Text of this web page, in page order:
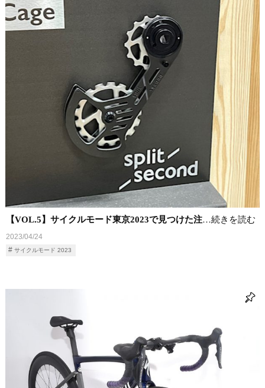
【VOL.5】サイクルモード東京2023で見つけた注…続きを読む
2023/04/24
サイクルモード 2023